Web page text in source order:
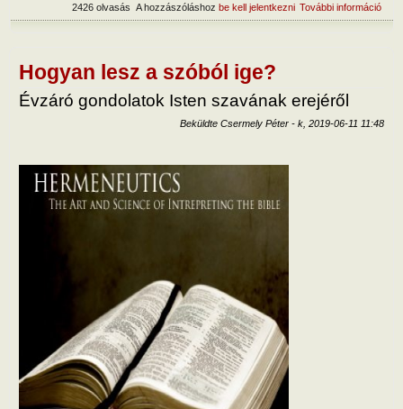
További információ
A hozzászóláshoz be kell jelentkezni
2426 olvasás
Hogyan lesz a szóból ige?
Évzáró gondolatok Isten szavának erejéről
Beküldte Csermely Péter - k, 2019-06-11 11:48